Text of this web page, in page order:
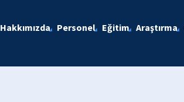
Hakkımızda Personel Eğitim Araştırma